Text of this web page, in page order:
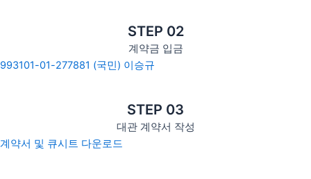
STEP 02
계약금 입금
993101-01-277881 (국민) 이승규
STEP 03
대관 계약서 작성
계약서 및 큐시트 다운로드